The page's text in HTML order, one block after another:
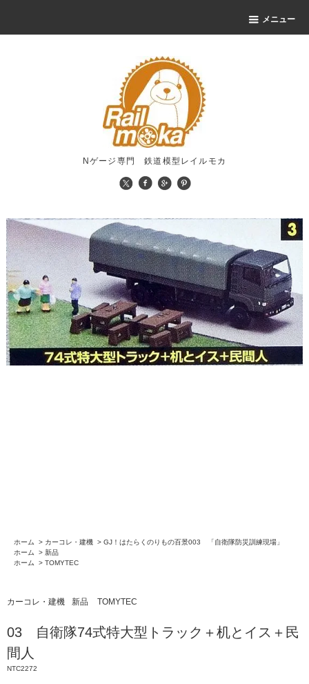
メニュー
Nゲージ専門 鉄道模型レイルモカ
ホーム > カーコレ・建機 > GJ！はたらくのりもの百景003 「自衛隊防災訓練現場」
ホーム
> 新品
ホーム
> TOMYTEC
カーコレ・建機 新品 TOMYTEC
03 自衛隊74式特大型トラック＋机とイス＋民
間人
NTC2272